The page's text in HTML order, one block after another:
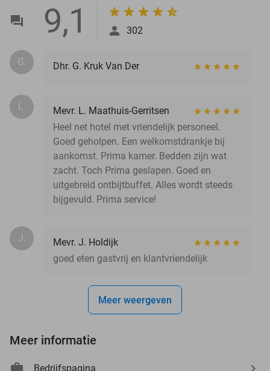
9,1 302
G. Dhr. G. Kruk Van Der
L.
Mevr. L. Maathuis-Gerritsen
Heel net hotel met vriendelijk personeel.
Goed geholpen. Een welkomstdrankje bij
aankomst. Prima kamer. Bedden zijn wat
zacht. Toch Prima geslapen. Goed en
uitgebreid ontbijtbuffet. Alles wordt steeds
bijgevuld. Prima service!
J.
Mevr. J. Holdijk
goed eten gastvrij en klantvriendelijk
Meer weergeven
Meer informatie
Bedrijfspagina